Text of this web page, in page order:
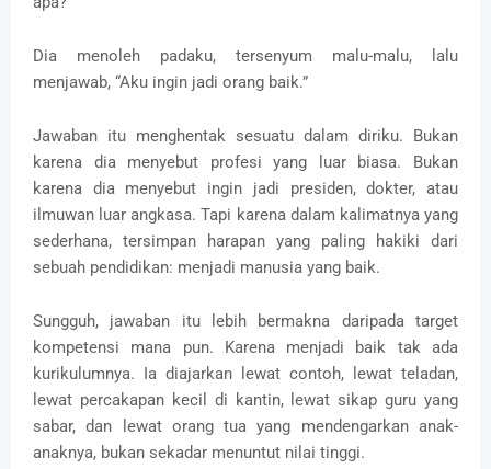
Dia menoleh padaku, tersenyum malu-malu, lalu
menjawab, “Aku ingin jadi orang baik.”
Jawaban itu menghentak sesuatu dalam diriku. Bukan
karena dia menyebut profesi yang luar biasa. Bukan
karena dia menyebut ingin jadi presiden, dokter, atau
ilmuwan luar angkasa. Tapi karena dalam kalimatnya yang
sederhana, tersimpan harapan yang paling hakiki dari
sebuah pendidikan: menjadi manusia yang baik.
Sungguh, jawaban itu lebih bermakna daripada target
kompetensi mana pun. Karena menjadi baik tak ada
kurikulumnya. Ia diajarkan lewat contoh, lewat teladan,
lewat percakapan kecil di kantin, lewat sikap guru yang
sabar, dan lewat orang tua yang mendengarkan anak-
anaknya, bukan sekadar menuntut nilai tinggi.